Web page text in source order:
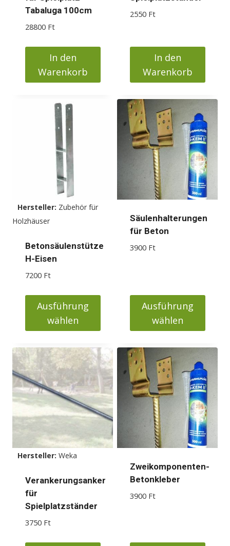
Tabaluga 100cm
28800 Ft
In den
Warenkorb
2550 Ft
In den
Warenkorb
Hersteller: Zubehör für
Holzhäuser
Betonsäulenstütze
H-Eisen
7200 Ft
Ausführung
wählen
Produkt
weist
mehrere
Varianten
auf.
Die
Optionen
können
auf
der
Produktseite
gewählt
werden
Säulenhalterungen
für Beton
3900 Ft
Ausführung
wählen
Produkt
weist
mehrere
Varianten
Optionen
können
auf
der
Hersteller: Weka
Verankerungsanker
für
Spielplatzständer
3750 Ft
Zweikomponenten-
Betonkleber
3900 Ft